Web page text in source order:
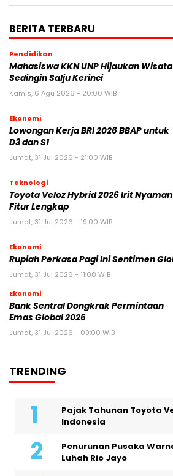
BERITA TERBARU
Pendidikan
Mahasiswa KKN UNP Hijaukan Wisata
Sedingin Salju Kerinci
Kamis, 6 Agu 2026 - 20:00 WIB
Ekonomi
Lowongan Kerja BRI 2026 BBAP untuk
D3 dan S1
Jumat, 31 Jul 2026 - 21:00 WIB
Teknologi
Toyota Veloz Hybrid 2026 Irit Nyaman
Fitur Lengkap
Jumat, 31 Jul 2026 - 19:00 WIB
Ekonomi
Rupiah Perkasa Pagi Ini Sentimen
Jumat, 31 Jul 2026 - 11:00 WIB
Ekonomi
Bank Sentral Dongkrak Permintaan
Emas Global 2026
Jumat, 31 Jul 2026 - 09:00 WIB
TRENDING
Pajak Tahunan Toyota
Indonesia
Penurunan Pusaka
Luhah Rio Jayo